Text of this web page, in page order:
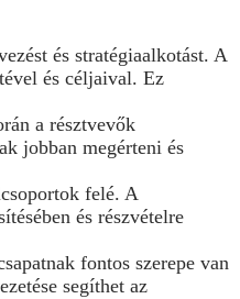
és stratégiaalkotást. A
és céljaival. Ez
a résztvevők
jobban megérteni és
felé. A
és részvételre
fontos szerepe van
segíthet az